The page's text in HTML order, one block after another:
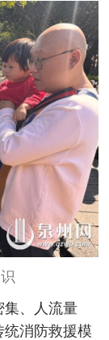
集、人流量
消防救援模